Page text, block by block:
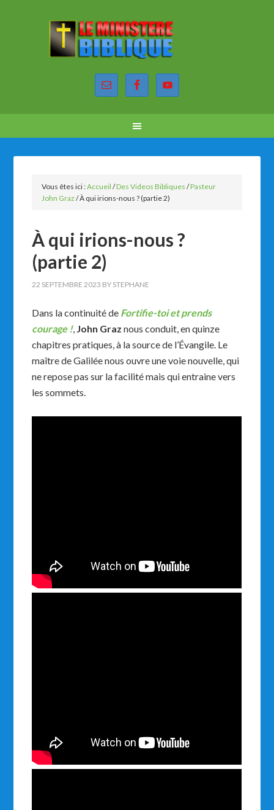
Vous êtes ici :Accueil /Des Videos Bibliques /Pasteur
John Graz /À qui irions-nous ? (partie 2)
À qui irions-nous ?
(partie 2)
22 SEPTEMBRE 2023 BY STEPHANE
Dans la continuité de Fortifie-toi et prends
courage !, John Graznous conduit, en quinze
chapitres pratiques, à la source de l’Évangile. Le
maître de Galilée nous ouvre une voie nouvelle, qui
ne repose pas sur la facilité mais qui entraine vers
les sommets.